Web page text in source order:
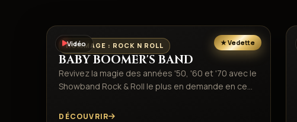
Vidéo
HOMMAGE : ROCK N ROLL
BABY BOOMER'S BAND
Revivez la magie des années '50, '60 et '70 avec le
Showband Rock & Roll le plus en demande en ce…
DÉCOUVRIR